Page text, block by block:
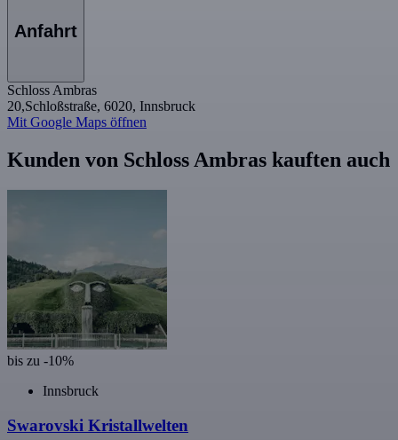
Anfahrt
Schloss Ambras
20,Schloßstraße, 6020, Innsbruck
Mit Google Maps öffnen
Kunden von Schloss Ambras kauften auch
bis zu -10%
Innsbruck
Swarovski Kristallwelten